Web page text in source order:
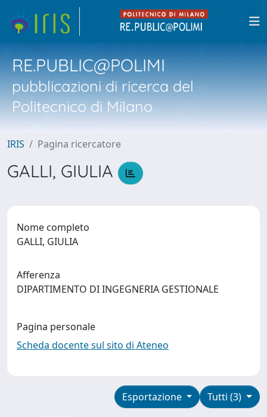
RE.PUBLIC@POLIMI
pubblicazioni di ricerca del
Politecnico di Milano
IRIS Pagina ricercatore
GALLI, GIULIA
Nome completo
GALLI, GIULIA
Afferenza
DIPARTIMENTO DI INGEGNERIA GESTIONALE
Pagina personale
Scheda docente sul sito di Ateneo
Tutti (3)
Esportazione